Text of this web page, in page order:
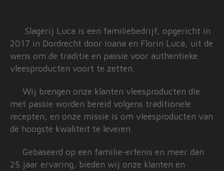
Slagerij Luca is een familiebedrijf, opgericht in
2017 in Dordrecht door Ioana en Florin Luca, uit de
wens om de traditie en passie voor authentieke
vleesproducten voort te zetten.
Wij brengen onze klanten vleesproducten die
met passie worden bereid volgens traditionele
recepten, en onze missie is om vleesproducten van
de hoogste kwaliteit te leveren.
Gebaseerd op een familie-erfenis en meer dan
25 jaar ervaring, bieden wij onze klanten en